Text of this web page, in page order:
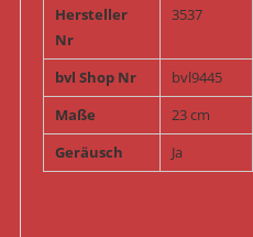
Hersteller
Nr
3537
bvl Shop Nr
bvl9445
Maße
23 cm
Geräusch
Ja